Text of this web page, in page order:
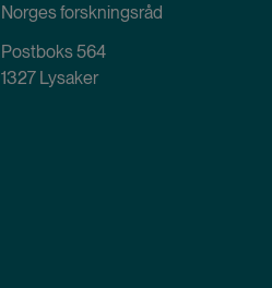
Norges forskningsråd
Postboks 564
1327 Lysaker